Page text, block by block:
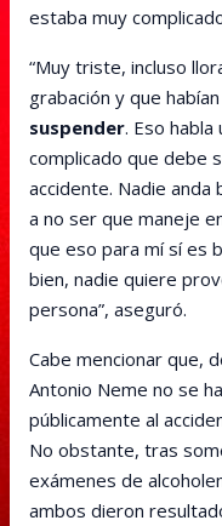
estaba muy
“Muy triste, incluso
grabación y que
suspender. Eso habla
complicado que debe
accidente. Nadie anda
a no ser que maneje
que eso para mí sí es
bien, nadie quiere
persona”, aseguró.
Cabe mencionar que,
Antonio Neme no se
públicamente al
No obstante, tras
exámenes de
ambos dieron